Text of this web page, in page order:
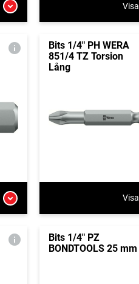
Visa
Bits 1/4" PH WERA
851/4 TZ Torsion
Lång
Visa
Bits 1/4" PZ
BONDTOOLS 25 mm